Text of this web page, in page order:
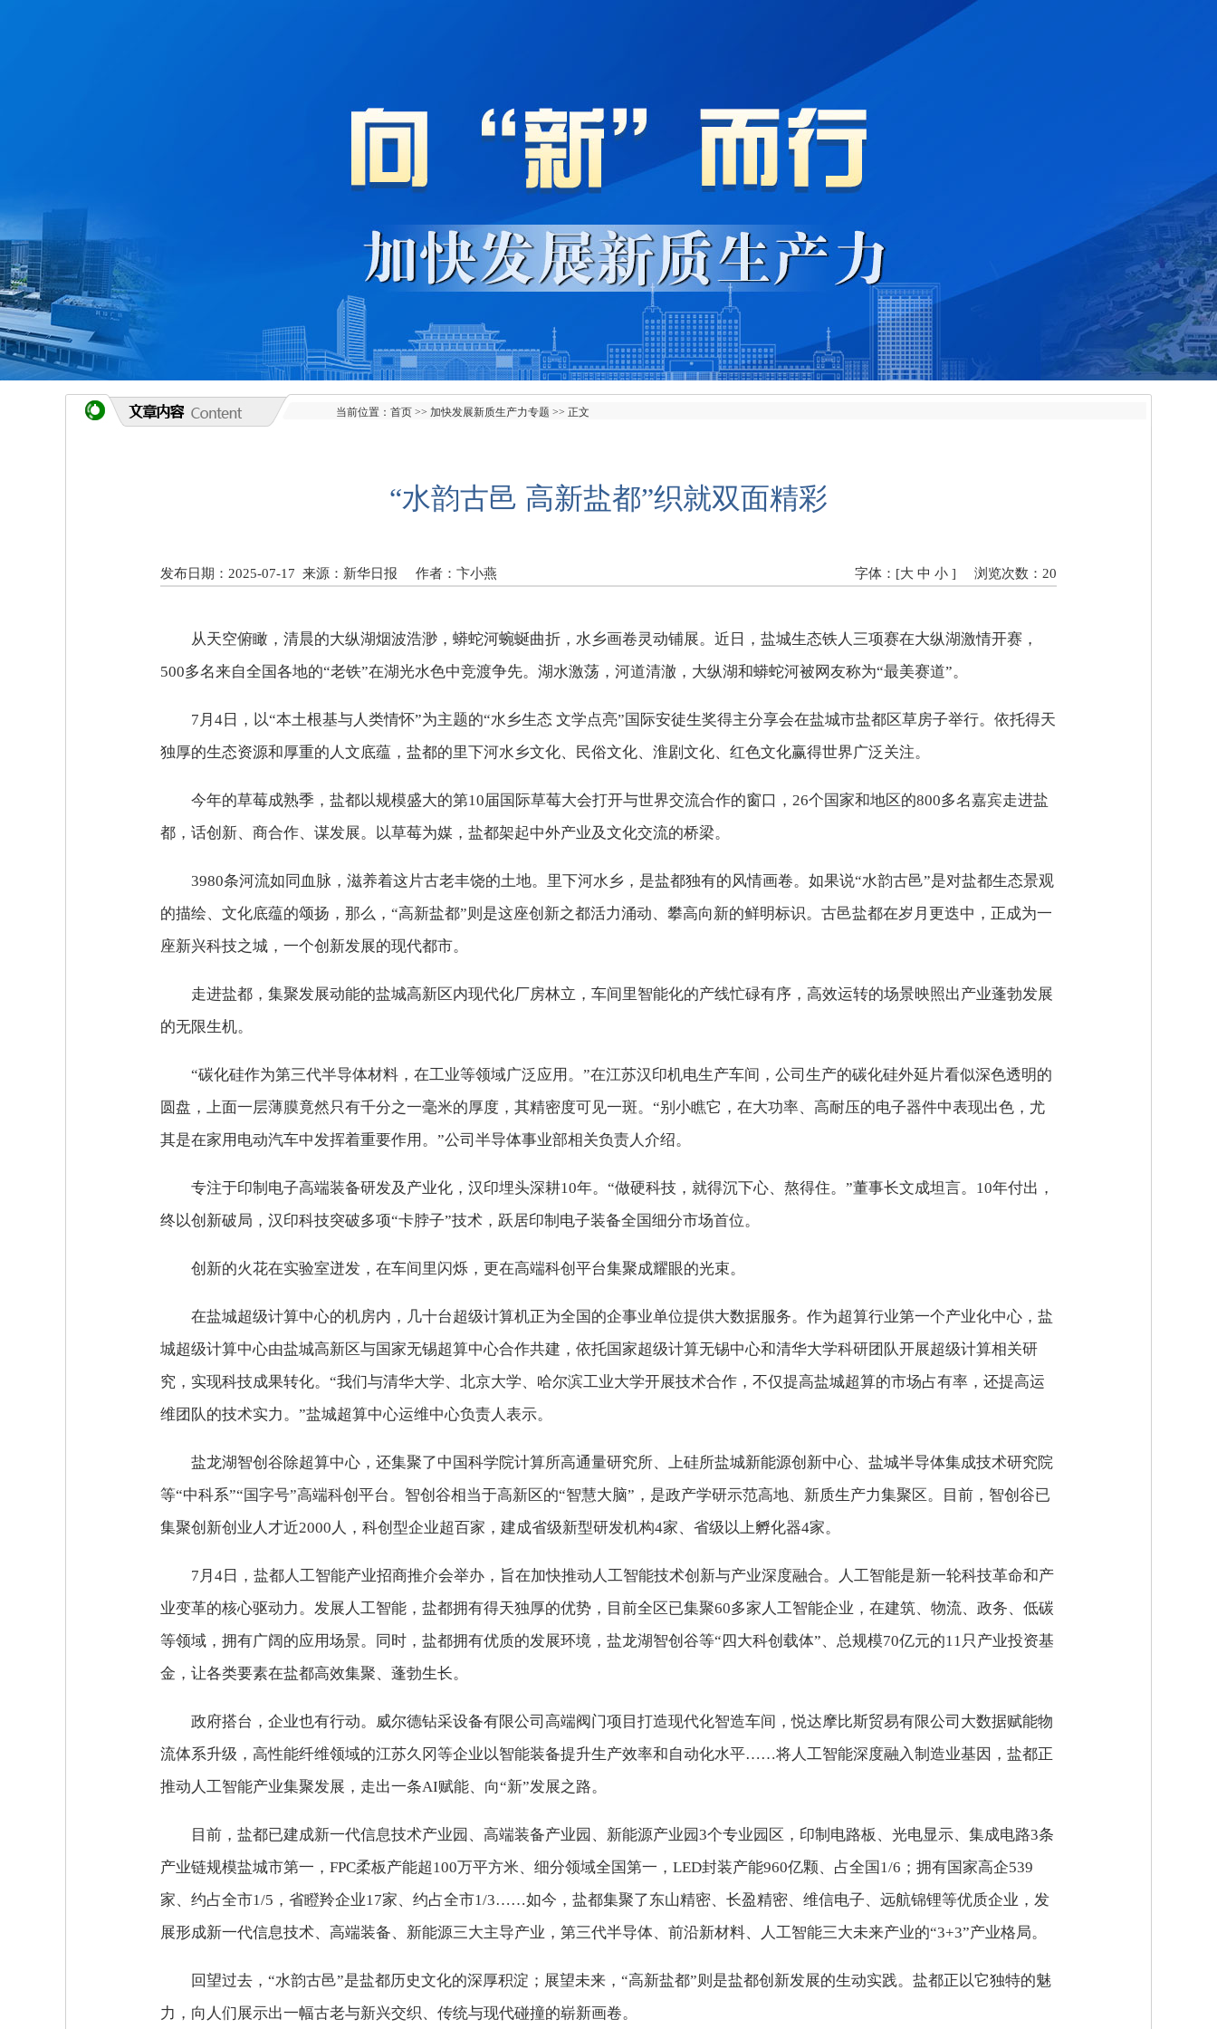
当前位置： 首页 >> 加快发展新质生产力专题 >> 正文
“水韵古邑 高新盐都”织就双面精彩
发布日期：2025-07-17 来源：新华日报 作者：卞小燕 浏览次数： 20
字体：[大 中 小 ]
从天空俯瞰，清晨的大纵湖烟波浩渺，蟒蛇河蜿蜒曲折，水乡画卷灵动铺展。近日，盐城生态铁人三项赛在大纵湖激情开赛，
500多名来自全国各地的“老铁”在湖光水色中竞渡争先。湖水激荡，河道清澈，大纵湖和蟒蛇河被网友称为“最美赛道”。
7月4日，以“本土根基与人类情怀”为主题的“水乡生态 文学点亮”国际安徒生奖得主分享会在盐城市盐都区草房子举行。依托得天
独厚的生态资源和厚重的人文底蕴，盐都的里下河水乡文化、民俗文化、淮剧文化、红色文化赢得世界广泛关注。
今年的草莓成熟季，盐都以规模盛大的第10届国际草莓大会打开与世界交流合作的窗口，26个国家和地区的800多名嘉宾走进盐
都，话创新、商合作、谋发展。以草莓为媒，盐都架起中外产业及文化交流的桥梁。
3980条河流如同血脉，滋养着这片古老丰饶的土地。里下河水乡，是盐都独有的风情画卷。如果说“水韵古邑”是对盐都生态景观
的描绘、文化底蕴的颂扬，那么，“高新盐都”则是这座创新之都活力涌动、攀高向新的鲜明标识。古邑盐都在岁月更迭中，正成为一
座新兴科技之城，一个创新发展的现代都市。
走进盐都，集聚发展动能的盐城高新区内现代化厂房林立，车间里智能化的产线忙碌有序，高效运转的场景映照出产业蓬勃发展
的无限生机。
“碳化硅作为第三代半导体材料，在工业等领域广泛应用。”在江苏汉印机电生产车间，公司生产的碳化硅外延片看似深色透明的
圆盘，上面一层薄膜竟然只有千分之一毫米的厚度，其精密度可见一斑。“别小瞧它，在大功率、高耐压的电子器件中表现出色，尤
其是在家用电动汽车中发挥着重要作用。”公司半导体事业部相关负责人介绍。
专注于印制电子高端装备研发及产业化，汉印埋头深耕10年。“做硬科技，就得沉下心、熬得住。”董事长文成坦言。10年付出，
终以创新破局，汉印科技突破多项“卡脖子”技术，跃居印制电子装备全国细分市场首位。
创新的火花在实验室迸发，在车间里闪烁，更在高端科创平台集聚成耀眼的光束。
在盐城超级计算中心的机房内，几十台超级计算机正为全国的企事业单位提供大数据服务。作为超算行业第一个产业化中心，盐
城超级计算中心由盐城高新区与国家无锡超算中心合作共建，依托国家超级计算无锡中心和清华大学科研团队开展超级计算相关研
究，实现科技成果转化。“我们与清华大学、北京大学、哈尔滨工业大学开展技术合作，不仅提高盐城超算的市场占有率，还提高运
维团队的技术实力。”盐城超算中心运维中心负责人表示。
盐龙湖智创谷除超算中心，还集聚了中国科学院计算所高通量研究所、上硅所盐城新能源创新中心、盐城半导体集成技术研究院
等“中科系”“国字号”高端科创平台。智创谷相当于高新区的“智慧大脑”，是政产学研示范高地、新质生产力集聚区。目前，智创谷已
集聚创新创业人才近2000人，科创型企业超百家，建成省级新型研发机构4家、省级以上孵化器4家。
7月4日，盐都人工智能产业招商推介会举办，旨在加快推动人工智能技术创新与产业深度融合。人工智能是新一轮科技革命和产
业变革的核心驱动力。发展人工智能，盐都拥有得天独厚的优势，目前全区已集聚60多家人工智能企业，在建筑、物流、政务、低碳
等领域，拥有广阔的应用场景。同时，盐都拥有优质的发展环境，盐龙湖智创谷等“四大科创载体”、总规模70亿元的11只产业投资基
金，让各类要素在盐都高效集聚、蓬勃生长。
政府搭台，企业也有行动。威尔德钻采设备有限公司高端阀门项目打造现代化智造车间，悦达摩比斯贸易有限公司大数据赋能物
流体系升级，高性能纤维领域的江苏久冈等企业以智能装备提升生产效率和自动化水平……将人工智能深度融入制造业基因，盐都正
推动人工智能产业集聚发展，走出一条AI赋能、向“新”发展之路。
目前，盐都已建成新一代信息技术产业园、高端装备产业园、新能源产业园3个专业园区，印制电路板、光电显示、集成电路3条
产业链规模盐城市第一，FPC柔板产能超100万平方米、细分领域全国第一，LED封装产能960亿颗、占全国1/6；拥有国家高企539
家、约占全市1/5，省瞪羚企业17家、约占全市1/3……如今，盐都集聚了东山精密、长盈精密、维信电子、远航锦锂等优质企业，发
展形成新一代信息技术、高端装备、新能源三大主导产业，第三代半导体、前沿新材料、人工智能三大未来产业的“3+3”产业格局。
回望过去，“水韵古邑”是盐都历史文化的深厚积淀；展望未来，“高新盐都”则是盐都创新发展的生动实践。盐都正以它独特的魅
力，向人们展示出一幅古老与新兴交织、传统与现代碰撞的崭新画卷。